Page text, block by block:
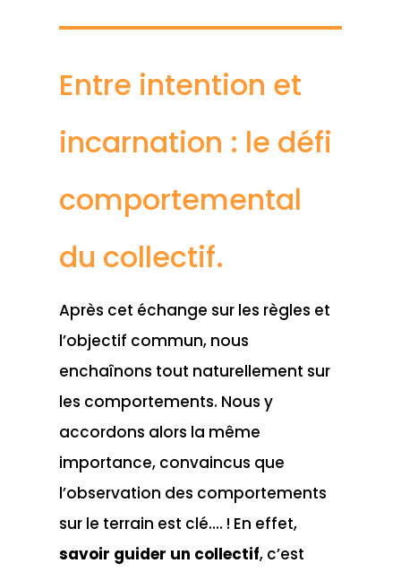
Entre intention et
incarnation : le défi
comportemental
du collectif.
Après cet échange sur les règles et
l’objectif commun, nous
enchaînons tout naturellement sur
les comportements. Nous y
accordons alors la même
importance, convaincus que
l’observation des comportements
sur le terrain est clé…. ! En effet,
savoir guider un collectif, c’est